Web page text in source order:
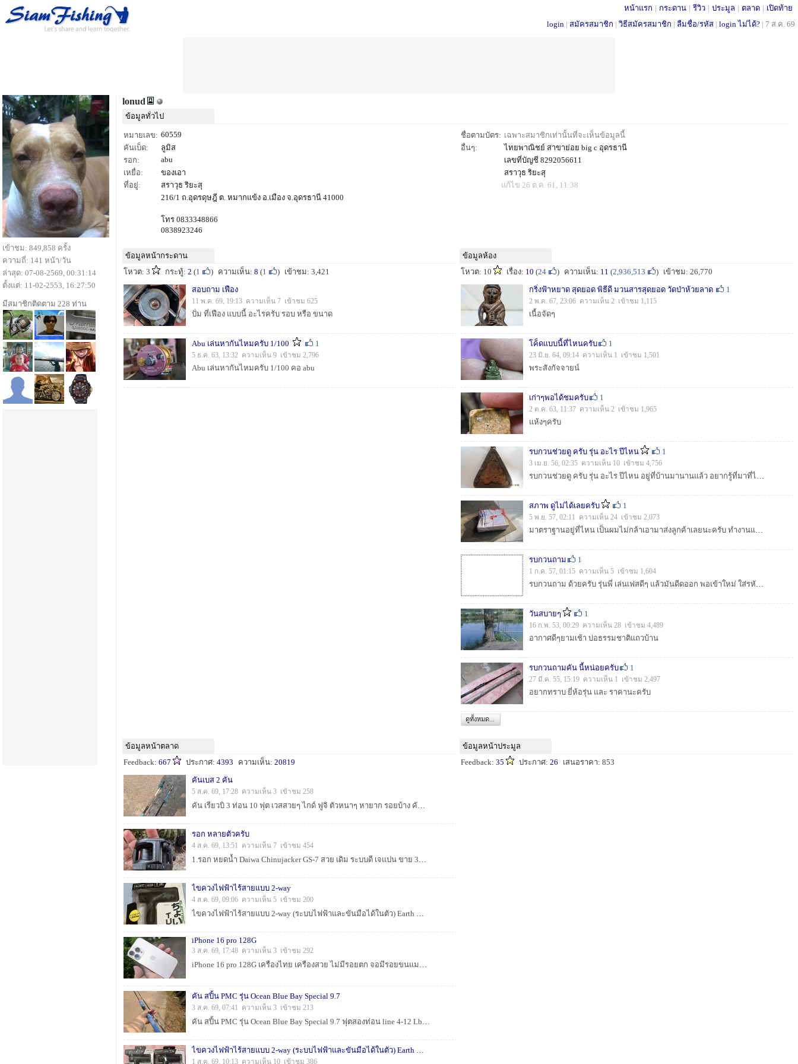
หน้าแรก | กระดาน | รีวิว | ประมูล | ตลาด | เปิดท้าย
login | สมัครสมาชิก | วิธีสมัครสมาชิก | ลืมชื่อ/รหัส | login ไม่ได้? | 7 ส.ค. 69
lonud
ข้อมูลทั่วไป
หมายเลข: 60559
คันเบ็ด:
ลูมิส
รอก:
abu
เหยื่อ:
ของเอา
ที่อยู่:
สราวุธ ริยะสุ
216/1 ถ.อุดรดุษฎี ต. หมากแข้ง อ.เมือง จ.อุดรธานี 41000
โทร 0833348866
0838923246
ชื่อตามบัตร: เฉพาะสมาชิกเท่านั้นที่จะเห็นข้อมูลนี้
อื่นๆ:
ไทยพาณิชย์ สาขาย่อย big c อุดรธานี
เลขที่บัญชี 8292056611
สราวุธ ริยะสุ
แก้ไข 26 ต.ค. 61, 11:38
ข้อมูลหน้ากระดาน
โหวต: 3
กระทู้: 2 (1 ) ความเห็น: 8 (1 ) เข้าชม: 3,421
สอบถาม เฟือง
11 พ.ค. 69, 19:13 ความเห็น 7 เข้าชม 625
ปั่ม ที่เฟือง แบบนี้ อะไรครับ รอบ หรือ ขนาด
Abu เล่นหากันไหมครับ 1/100 1
5 ธ.ค. 63, 13:32 ความเห็น 9 เข้าชม 2,796
Abu เล่นหากันไหมครับ 1/100 คอ abu
ข้อมูลห้อง
โหวต: 10
เรื่อง: 10 (24 ) ความเห็น: 11 (2,936,513 ) เข้าชม: 26,770
กริ่งฟ้าหยาด สุดยอด พิธีดี มวนสารสุดยอด วัดป่าห้วยลาด
1
2 พ.ค. 67, 23:06 ความเห็น 2 เข้าชม 1,115
เนื้อจัดๆ
โค็ดแบบนี้ที่ไหนครับ 1
23 มิ.ย. 64, 09:14 ความเห็น 1 เข้าชม 1,501
พระสังกัจจายน์
เก่าๆพอได้ชมครับ 1
2 ต.ค. 63, 11:37 ความเห็น 2 เข้าชม 1,965
แห้งๆครับ
รบกวนช่วยดู ครับ รุ่น อะไร ปีไหน 1
3 เม.ย. 56, 02:35 ความเห็น 10 เข้าชม 4,756
รบกวนช่วยดู ครับ รุ่น อะไร ปีไหน อยู่ที่บ้านมานานแล้ว อยากรู้ที่มาที่ไปแล้ว รุ่นครับ...
สภาพ ดูไม่ได้เลยครับ 1
5 พ.ย. 57, 02:11 ความเห็น 24 เข้าชม 2,073
มาตราฐานอยู่ที่ไหน เป็นผมไม่กล้าเอามาส่งลูกค้าเลยนะครับ ทำงานแบบนี้ ผมว่าน่าจะใส่ใจกันบ้าง ดีที่สินค้าไม่เป็นอะไร...
รบกวนถาม 1
1 ก.ค. 57, 01:15 ความเห็น 5 เข้าชม 1,604
รบกวนถาม ด้วยครับ รุ่นพี่ เล่นเฟสดีๆ แล้วมันดีดออก พอเข้าใหม่ ใส่รหัสเข้าไป แล้วเข้าไม่ได้ แจ้งว่าคุณได้เปลื่ยนรหัสใหม่ แต่เจ้าตัวไม่ได้เปลื่ยน เลยเ...
วันสบายๆ 1
16 ก.พ. 53, 00:29 ความเห็น 28 เข้าชม 4,489
อากาศดีๆยามเช้า บ่อธรรมชาติแถวบ้าน
รบกวนถามคัน นี้หน่อยครับ 1
27 มี.ค. 55, 15:19 ความเห็น 1 เข้าชม 2,497
อยากทราบ ยี่ห้อรุ่น และ ราคานะครับ
ดูทั้งหมด...
ข้อมูลหน้าตลาด
Feedback: 667 ประกาศ: 4393 ความเห็น: 20819
คันเบส 2 คัน
5 ส.ค. 69, 17:28 ความเห็น 3 เข้าชม 258
คัน เรียวบิ 3 ท่อน 10 ฟุต เวสสวยๆ ไกด์ ฟูจิ ตัวหนาๆ หายาก รอยบ้าง คันดี สามท่อน ขาย 680 สนใจโทร 0833348866 ไลน์ lonud1...
รอก หลายตัวครับ
4 ส.ค. 69, 13:51 ความเห็น 7 เข้าชม 454
1.รอก หยดน้ำ Daiwa Chinujacker GS-7 สวย เดิม ระบบดี เจแปน ขาย 380 สนใจโทร 0833348866 ไลน์ lonud1 ...
ไขควงไฟฟ้าไร้สายแบบ 2-way
4 ส.ค. 69, 09:06 ความเห็น 5 เข้าชม 200
ไขควงไฟฟ้าไร้สายแบบ 2-way (ระบบไฟฟ้าและขันมือได้ในตัว) Earth Man ของบริษัท Takagi ญี่ปุ่น คุณสมบัติเด่น: เป็นไขควง 2 ระบบ ทั้งขันด้วยไฟฟ้าและ...
iPhone 16 pro 128G
3 ส.ค. 69, 17:48 ความเห็น 3 เข้าชม 292
iPhone 16 pro 128G เครืองไทย เครืองสวย ไม่มีรอยตก จอมีรอยขนแมวนิด ระบบดี แบต 94% ประกันเหลือ นิด 09-00-69 มีแต่ตัวเครือง ขาย 235...
คัน สปิ้น PMC รุ่น Ocean Blue Bay Special 9.7
3 ส.ค. 69, 07:41 ความเห็น 3 เข้าชม 213
คัน สปิ้น PMC รุ่น Ocean Blue Bay Special 9.7 ฟุตสองท่อน line 4-12 Lb คาร์บอนไฟเบอร์ชนิดพิเศษ (Hi-Carbon Material) แบรนด์: Ken Craft ไกด์ ...
ไขควงไฟฟ้าไร้สายแบบ 2-way (ระบบไฟฟ้าและขันมือได้ในตัว) Earth Man
1 ส.ค. 69, 10:13 ความเห็น 10 เข้าชม 386
ข้อมูลหน้าประมูล
Feedback: 35 ประกาศ: 26 เสนอราคา: 853
เข้าชม: 849,858 ครั้ง
ความถี่: 141 หน้า/วัน
ล่าสุด: 07-08-2569, 00:31:14
ตั้งแต่: 11-02-2553, 16:27:50
มีสมาชิกติดตาม 228 ท่าน